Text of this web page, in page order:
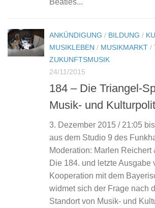
Beatles...
ANKÜNDIGUNG / BILDUNG /
MUSIKLEBEN / MUSIKMARKT /
ZUKUNFTSMUSIK
24/11/2015
184 – Die Triangel-
Musik- und
3. Dezember 2015 / 21:05
aus dem Studio 9 des
Moderation: Marlen Reichert
Die 184. und letzte Ausgabe
Kooperation mit dem
widmet sich der Frage nach
Standort von Musik- und